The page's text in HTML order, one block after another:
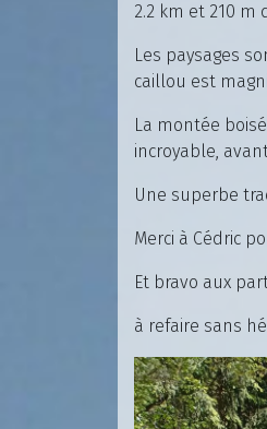
2.2 km et 210 m
Les paysages
caillou est
La montée
incroyable,
Une superbe
Merci à Cédric
Et bravo aux
à refaire sans